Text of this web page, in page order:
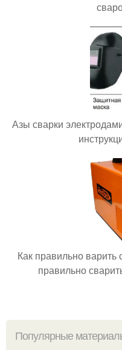
Азы сварки
Как правильно варить
правильно
Популярные